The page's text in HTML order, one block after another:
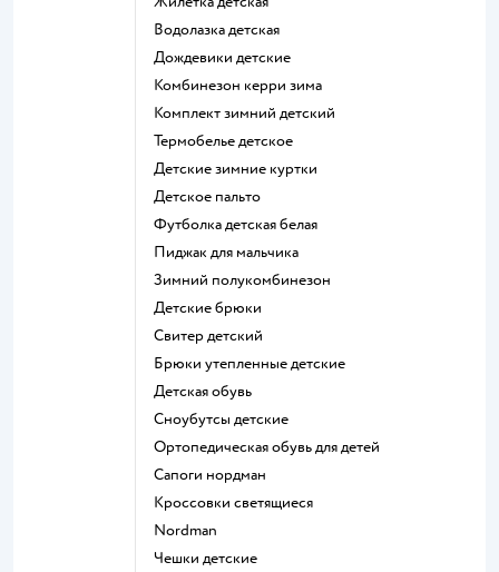
Водолазка детская
Дождевики детские
Комбинезон керри зима
Комплект зимний детский
Термобелье детское
Детские зимние куртки
Детское пальто
Футболка детская белая
Пиджак для мальчика
Зимний полукомбинезон
Детские брюки
Свитер детский
Брюки утепленные детские
Детская обувь
Сноубутсы детские
Ортопедическая обувь для детей
Сапоги нордман
Кроссовки светящиеся
Nordman
Чешки детские